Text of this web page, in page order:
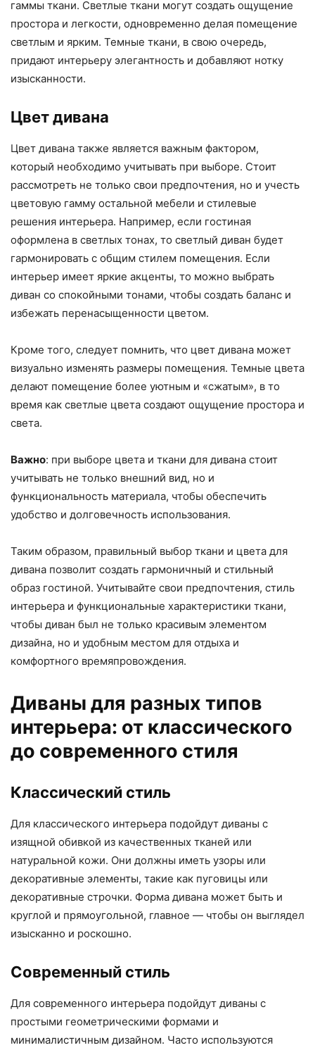
гаммы ткани. Светлые ткани могут создать ощущение
простора и легкости, одновременно делая помещение
светлым и ярким. Темные ткани, в свою очередь,
придают интерьеру элегантность и добавляют нотку
изысканности.
Цвет дивана
Цвет дивана также является важным фактором,
который необходимо учитывать при выборе. Стоит
рассмотреть не только свои предпочтения, но и учесть
цветовую гамму остальной мебели и стилевые
решения интерьера. Например, если гостиная
оформлена в светлых тонах, то светлый диван будет
гармонировать с общим стилем помещения. Если
интерьер имеет яркие акценты, то можно выбрать
диван со спокойными тонами, чтобы создать баланс и
избежать перенасыщенности цветом.
Кроме того, следует помнить, что цвет дивана может
визуально изменять размеры помещения. Темные цвета
делают помещение более уютным и «сжатым», в то
время как светлые цвета создают ощущение простора и
света.
Важно: при выборе цвета и ткани для дивана стоит
учитывать не только внешний вид, но и
функциональность материала, чтобы обеспечить
удобство и долговечность использования.
Таким образом, правильный выбор ткани и цвета для
дивана позволит создать гармоничный и стильный
образ гостиной. Учитывайте свои предпочтения, стиль
интерьера и функциональные характеристики ткани,
чтобы диван был не только красивым элементом
дизайна, но и удобным местом для отдыха и
комфортного времяпровождения.
Диваны для разных типов
интерьера: от классического
до современного стиля
Классический стиль
Для классического интерьера подойдут диваны с
изящной обивкой из качественных тканей или
натуральной кожи. Они должны иметь узоры или
декоративные элементы, такие как пуговицы или
декоративные строчки. Форма дивана может быть и
круглой и прямоугольной, главное — чтобы он выглядел
изысканно и роскошно.
Современный стиль
Для современного интерьера подойдут диваны с
простыми геометрическими формами и
минималистичным дизайном. Часто используются